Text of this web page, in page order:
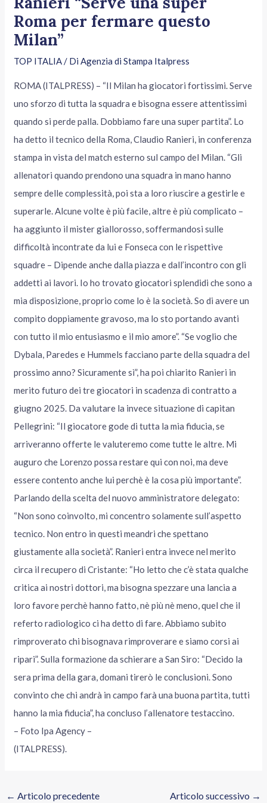
Roma per fermare questo
Milan”
TOP ITALIA/ DiAgenzia di Stampa Italpress
ROMA (ITALPRESS) – “Il Milan ha giocatori fortissimi. Serve
uno sforzo di tutta la squadra e bisogna essere attentissimi
quando si perde palla. Dobbiamo fare una super partita”. Lo
ha detto il tecnico della Roma, Claudio Ranieri, in conferenza
stampa in vista del match esterno sul campo del Milan. “Gli
allenatori quando prendono una squadra in mano hanno
sempre delle complessità, poi sta a loro riuscire a gestirle e
superarle. Alcune volte è più facile, altre è più complicato –
ha aggiunto il mister giallorosso, soffermandosi sulle
difficoltà incontrate da lui e Fonseca con le rispettive
squadre – Dipende anche dalla piazza e dall’incontro con gli
addetti ai lavori. Io ho trovato giocatori splendidi che sono a
mia disposizione, proprio come lo è la società. So di avere un
compito doppiamente gravoso, ma lo sto portando avanti
con tutto il mio entusiasmo e il mio amore”. “Se voglio che
Dybala, Paredes e Hummels facciano parte della squadra del
prossimo anno? Sicuramente sì”, ha poi chiarito Ranieri in
merito futuro dei tre giocatori in scadenza di contratto a
giugno 2025. Da valutare la invece situazione di capitan
Pellegrini: “Il giocatore gode di tutta la mia fiducia, se
arriveranno offerte le valuteremo come tutte le altre. Mi
auguro che Lorenzo possa restare qui con noi, ma deve
essere contento anche lui perchè è la cosa più importante”.
Parlando della scelta del nuovo amministratore delegato:
“Non sono coinvolto, mi concentro solamente sull’aspetto
tecnico. Non entro in questi meandri che spettano
giustamente alla società”. Ranieri entra invece nel merito
circa il recupero di Cristante: “Ho letto che c’è stata qualche
critica ai nostri dottori, ma bisogna spezzare una lancia a
loro favore perchè hanno fatto, nè più nè meno, quel che il
referto radiologico ci ha detto di fare. Abbiamo subito
rimproverato chi bisognava rimproverare e siamo corsi ai
ripari”. Sulla formazione da schierare a San Siro: “Decido la
sera prima della gara, domani tirerò le conclusioni. Sono
convinto che chi andrà in campo farà una buona partita, tutti
hanno la mia fiducia”, ha concluso l’allenatore testaccino.
– Foto Ipa Agency –
(ITALPRESS).
← Articolo precedente Articolo successivo →